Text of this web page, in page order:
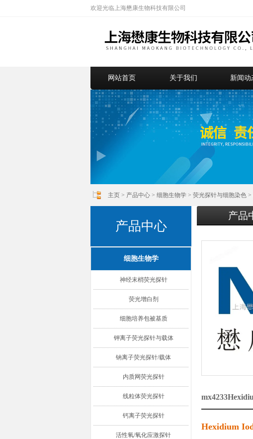
欢迎光临上海懋康生物科技有限公司
网站首页 关于我们 新闻动
主页 > 产品中心 > 细胞生物学 > 荧光探针与细胞染色 >
产品中心
细胞生物学
神经末梢荧光探针
荧光增白剂
细胞培养包被基质
钾离子荧光探针与载体
钠离子荧光探针/载体
内质网荧光探针
线粒体荧光探针
钙离子荧光探针
活性氧/氧化应激探针
产品
Hexidium